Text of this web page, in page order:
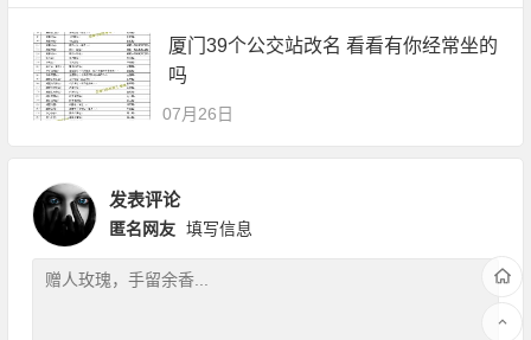
厦门39个公交站改名 看看有你经常坐的
吗
07月26日
发表评论
匿名网友 填写信息